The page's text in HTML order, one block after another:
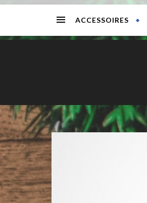
ACCESSOIRES